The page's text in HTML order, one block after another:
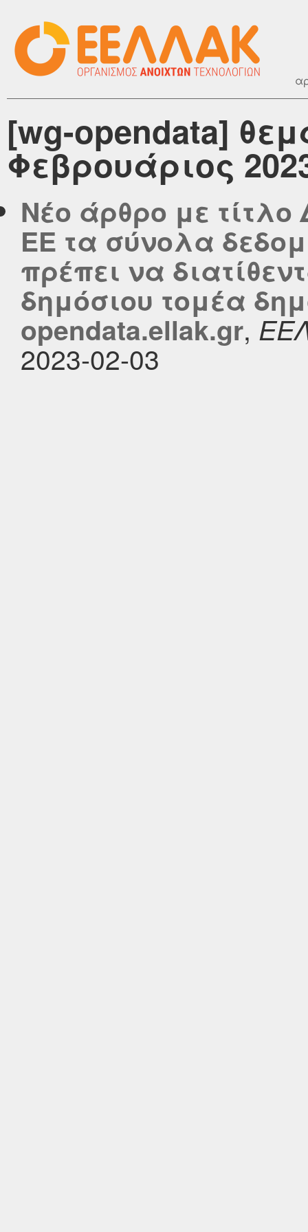
[wg-opendata]
Φεβρουάριος
Νέο άρθρο με
ΕΕ τα σύνολα
πρέπει να
δημόσιου τομέα
opendata.ellak.gr,
2023-02-03